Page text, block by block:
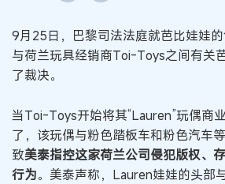
9月25日，巴黎司法法庭就芭比娃娃
与荷兰玩具经销商Toi-Toys之间有关
了裁决。
当Toi-Toys开始将其“Lauren”玩偶商
了，该玩偶与粉色踏板车和粉色汽车
致美泰指控这家荷兰公司侵犯版权、
行为。美泰声称，Lauren娃娃的头部